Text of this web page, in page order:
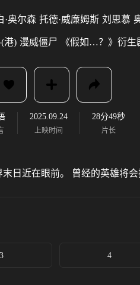
·奥尔森 托德·威廉姆斯 刘思慕
港) 漫威僵尸 《假如…？》衍生
2025.09.24
上映时间
28分49秒
片长
末日近在眼前。 曾经的英雄将
3 4